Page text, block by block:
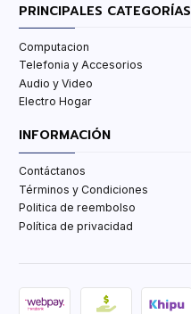
PRINCIPALES CATEGORÍAS
Computacion
Telefonia y Accesorios
Audio y Video
Electro Hogar
INFORMACIÓN
Contáctanos
Términos y Condiciones
Politica de reembolso
Política de privacidad